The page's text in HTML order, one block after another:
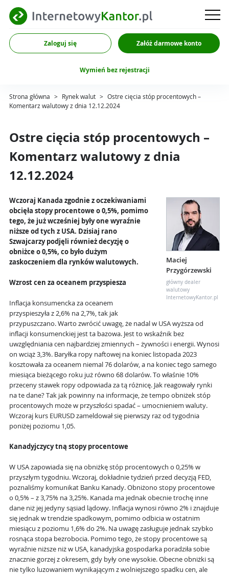
Zaloguj się Załóż darmowe konto
Wymień bez rejestracji
Strona główna > Rynek walut > Ostre cięcia stóp procentowych –
Komentarz walutowy z dnia 12.12.2024
Ostre cięcia stóp procentowych –
Komentarz walutowy z dnia
12.12.2024
Maciej
Przygórzewski
główny dealer
walutowy
InternetowyKantor.pl
Wczoraj Kanada zgodnie z oczekiwaniami
obcięła stopy procentowe o 0,5%, pomimo
tego, że już wcześniej były one wyraźnie
niższe od tych z USA. Dzisiaj rano
Szwajcarzy podjęli również decyzję o
obniżce o 0,5%, co było dużym
zaskoczeniem dla rynków walutowych.
Wzrost cen za oceanem przyspiesza
Inflacja konsumencka za oceanem
przyspieszyła z 2,6% na 2,7%, tak jak
przypuszczano. Warto zwrócić uwagę, że nadal w USA wyższa od
inflacji konsumenckiej jest ta bazowa. Jest to wskaźnik bez
uwzględniania cen najbardziej zmiennych – żywności i energii. Wynosi
on wciąż 3,3%. Baryłka ropy naftowej na koniec listopada 2023
kosztowała za oceanem niemal 76 dolarów, a na koniec tego samego
miesiąca bieżącego roku już równo 68 dolarów. To właśnie 10%
przeceny stawek ropy odpowiada za tą różnicę. Jak reagowały rynki
na te dane? Tak jak powinny na informacje, że tempo obniżek stóp
procentowych może w przyszłości spadać – umocnieniem waluty.
Wczoraj kurs EURUSD zameldował się pierwszy raz od tygodnia
poniżej poziomu 1,05.
Kanadyjczycy tną stopy procentowe
W USA zapowiada się na obniżkę stóp procentowych o 0,25% w
przyszłym tygodniu. Wczoraj, dokładnie tydzień przed decyzją FED,
poznaliśmy komunikat Banku Kanady. Obniżono stopy procentowe
o 0,5% – z 3,75% na 3,25%. Kanada ma jednak obecnie trochę inne
dane niż jej jedyny sąsiad lądowy. Inflacja wynosi równo 2% i znajduje
się jednak w trendzie spadkowym, pomimo odbicia w ostatnim
miesiącu z poziomu 1,6% do 2%. Na uwagę zasługuje jednak szybko
rosnąca stopa bezrobocia. Pomimo tego, że stopy procentowe są
wyraźnie niższe niż w USA, kanadyjska gospodarka poradziła sobie
znacznie gorzej z okresem, gdy były one wysokie. Obecne obniżki są
nie tylko luzowaniem wynikającym z wolniejszego spadku cen, ale